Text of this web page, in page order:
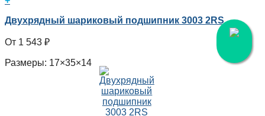
Двухрядный шариковый подшипник 3003 2RS
1 543 ₽
Размеры: 17×35×14